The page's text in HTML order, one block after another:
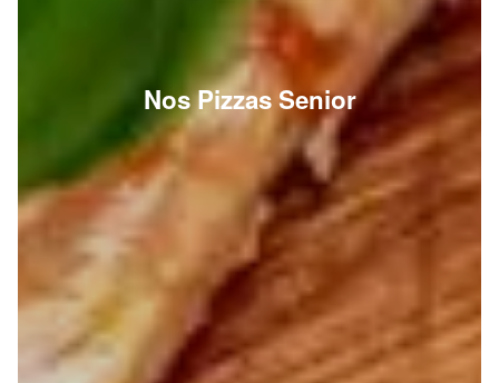
Nos Pizzas Senior